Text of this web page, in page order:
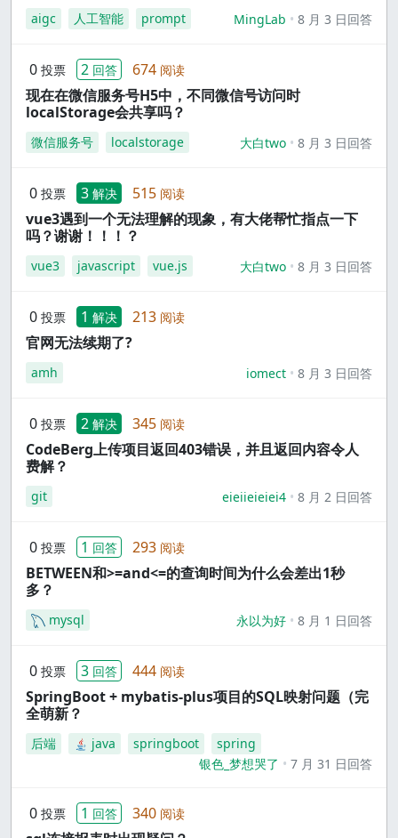
aigc 人工智能 prompt MingLab 8 月 3 日回答
0 投票 2 回答 674 阅读
现在在微信服务号H5中，不同微信号访问时
localStorage会共享吗？
微信服务号 localstorage 大白two 8 月 3 日回答
0 投票 3 解决 515 阅读
vue3遇到一个无法理解的现象，有大佬帮忙指点一下
吗？谢谢！！！？
vue3 javascript vue.js 大白two 8 月 3 日回答
0 投票 1 解决 213 阅读
官网无法续期了?
amh iomect 8 月 3 日回答
0 投票 2 解决 345 阅读
CodeBerg上传项目返回403错误，并且返回内容令人
费解？
git eieiieieiei4 8 月 2 日回答
0 投票 1 回答 293 阅读
BETWEEN和>=and<=的查询时间为什么会差出1秒
多？
mysql 永以为好 8 月 1 日回答
0 投票 3 回答 444 阅读
SpringBoot + mybatis-plus项目的SQL映射问题（完
全萌新？
后端 java springboot
spring
银色_梦想哭了
7 月 31 日回答
0 投票 1 回答 340 阅读